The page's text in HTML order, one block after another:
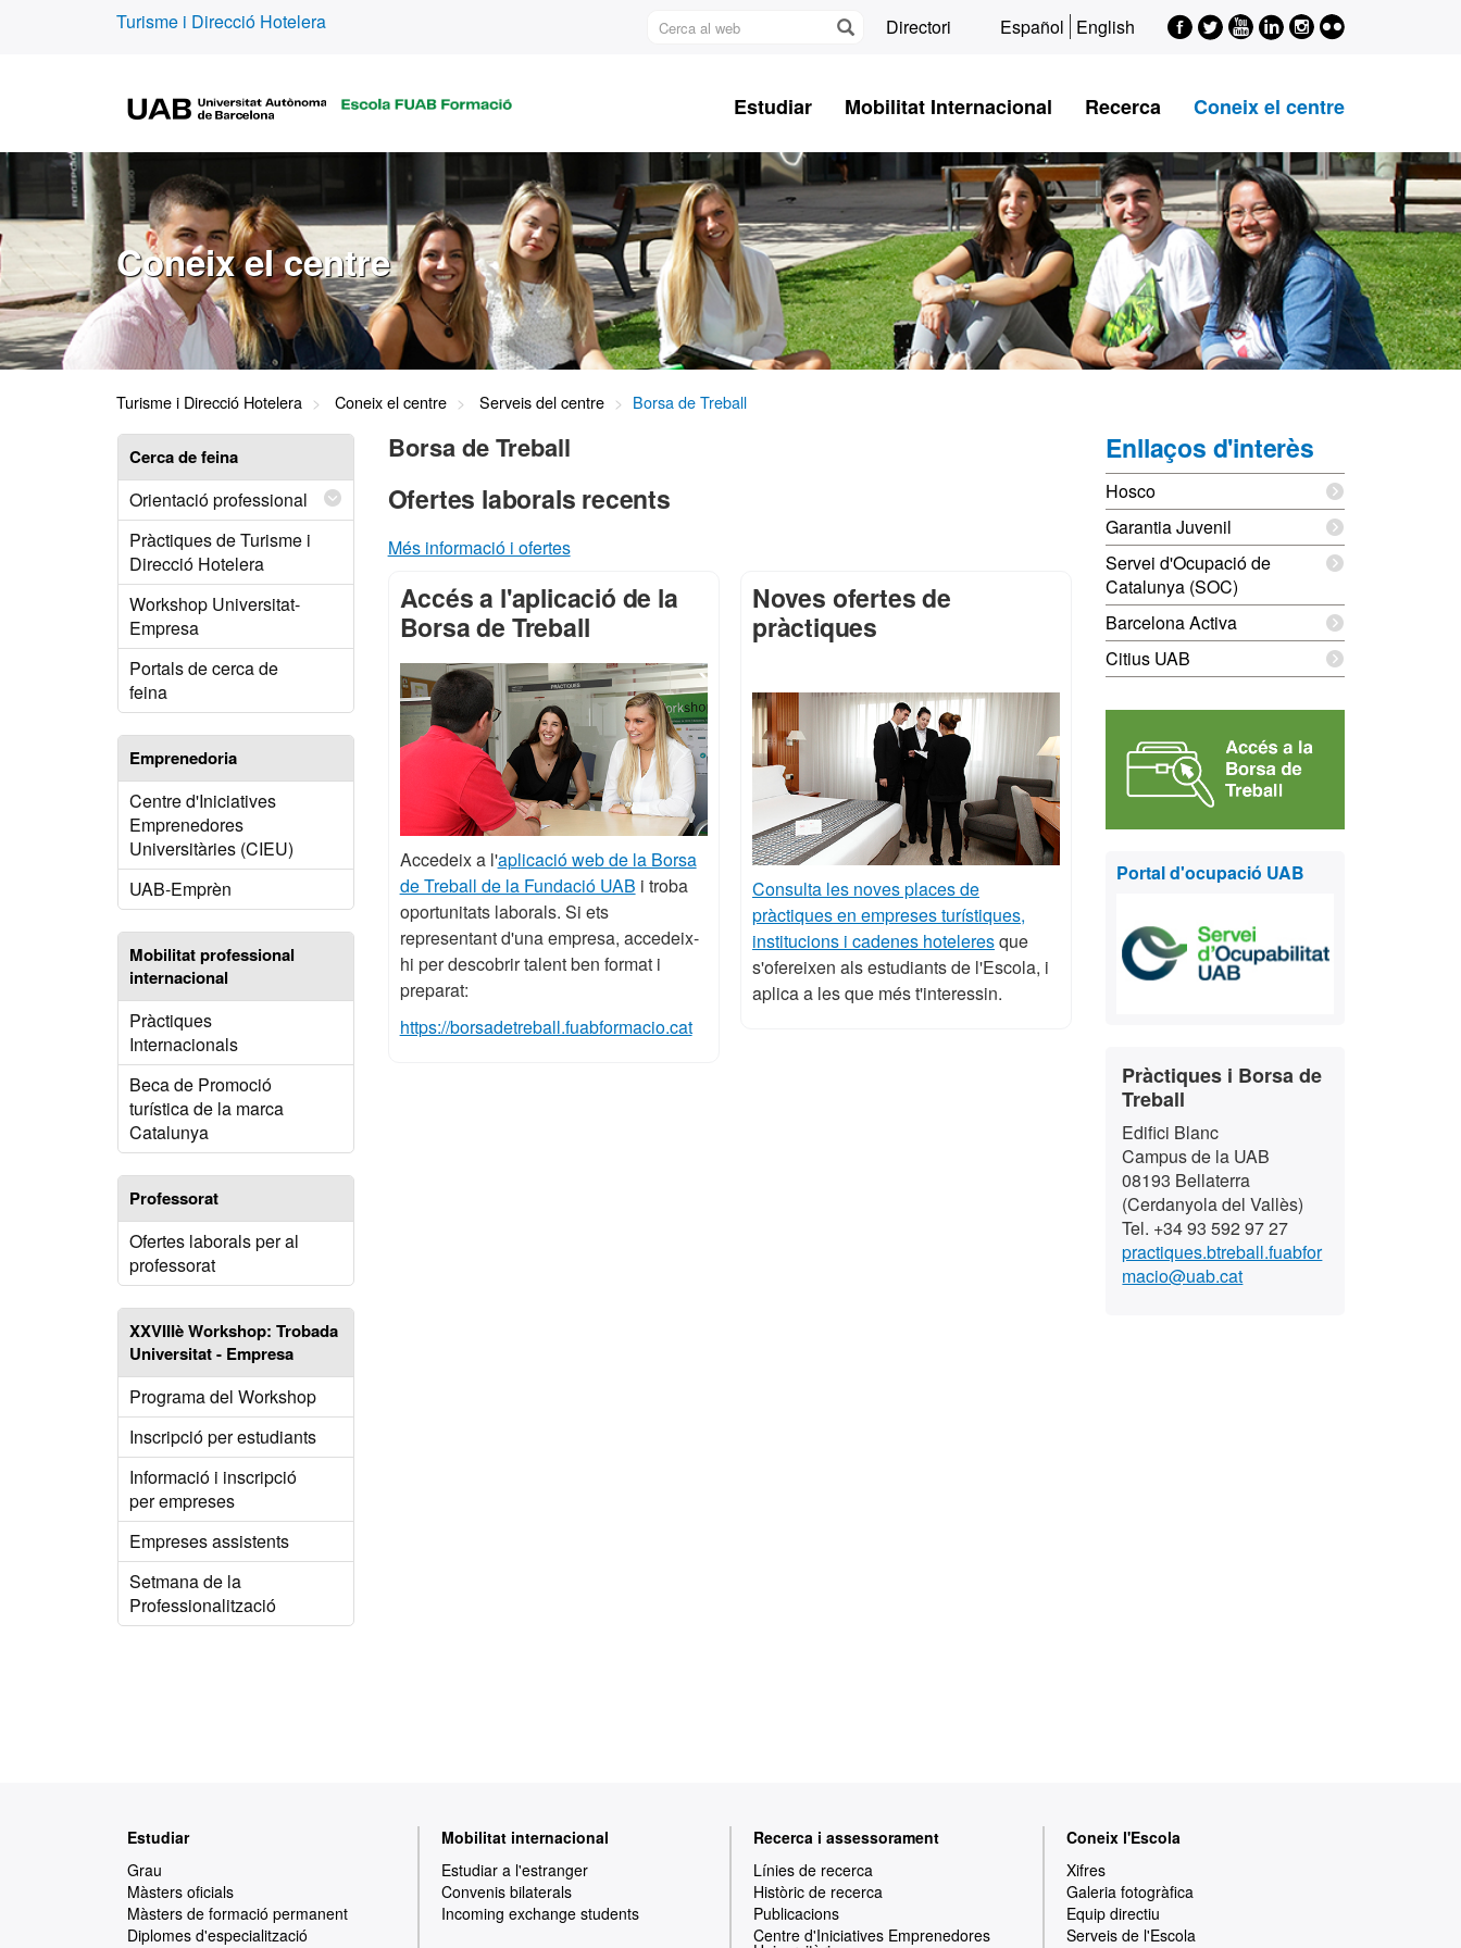
Turisme i Direcció Hotelera
Cerca
Directori Español English Facebook
Twitter
Youtube
LinkedIn
Instagram
Flickr
B
Estudiar Mobilitat Internacional Recerca Coneix el centre
Coneix el centre
Turisme i Direcció Hotelera Coneix el centre Serveis del centre Borsa de Treball
Cerca de feina
Orientació professional
Pràctiques de Turisme i
Direcció Hotelera
Workshop Universitat-
Empresa
Portals de cerca de
feina
Emprenedoria
Centre d'Iniciatives
Emprenedores
Universitàries (CIEU)
UAB-Emprèn
Mobilitat professional
internacional
Pràctiques
Internacionals
Beca de Promoció
turística de la marca
Catalunya
Professorat
Ofertes laborals per al
professorat
XXVIIIè Workshop: Trobada
Universitat - Empresa
Programa del Workshop
Inscripció per estudiants
Informació i inscripció
per empreses
Empreses assistents
Setmana de la
Professionalització
Borsa de Treball
Ofertes laborals recents
Més informació i ofertes
Accés a l'aplicació de la
Borsa de Treball
Accedeix a l'aplicació web de la Borsa
de Treball de la Fundació UAB i troba
oportunitats laborals. Si ets
representant d'una empresa, accedeix-
hi per descobrir talent ben format i
preparat:
https://borsadetreball.fuabformacio.cat
Noves ofertes de
pràctiques
Consulta les noves places de
pràctiques en empreses turístiques,
institucions i cadenes hoteleresque
s'ofereixen als estudiants de l'Escola, i
aplica a les que més t'interessin.
Informació
complementària
Enllaços d'interès
Hosco
Garantia Juvenil
Servei d'Ocupació de
Catalunya (SOC)
Barcelona Activa
Citius UAB
Portal d'ocupació UAB
Contacte
Pràctiques i Borsa de
Treball
Edifici Blanc
Campus de la UAB
08193 Bellaterra
(Cerdanyola del Vallès)
Tel. +34 93 592 97 27
practiques.btreball.fuabfor
macio@uab.cat
Estudiar
Grau
Màsters oficials
Màsters de formació permanent
Diplomes d'especialització
Mobilitat internacional
Estudiar a l'estranger
Convenis bilaterals
Incoming exchange students
Recerca i assessorament
Línies de recerca
Històric de recerca
Publicacions
Centre d'Iniciatives Emprenedores
Coneix l'Escola
Xifres
Galeria fotogràfica
Equip directiu
Serveis de l'Escola